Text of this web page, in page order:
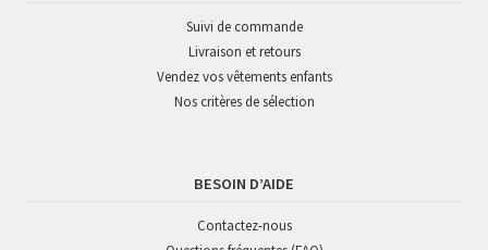
Suivi de commande
Livraison et retours
Vendez vos vêtements enfants
Nos critères de sélection
BESOIN D’AIDE
Contactez-nous